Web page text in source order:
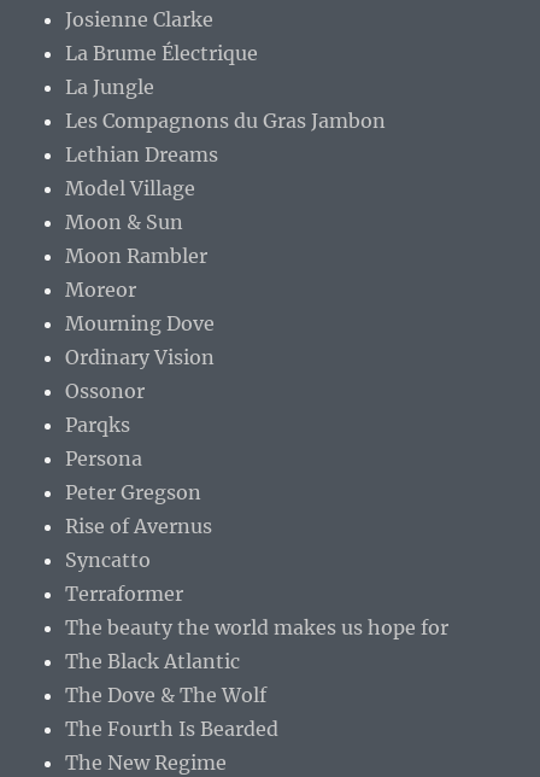
Josienne Clarke
La Brume Électrique
La Jungle
Les Compagnons du Gras Jambon
Lethian Dreams
Model Village
Moon & Sun
Moon Rambler
Moreor
Mourning Dove
Ordinary Vision
Ossonor
Parqks
Persona
Peter Gregson
Rise of Avernus
Syncatto
Terraformer
The beauty the world makes us hope for
The Black Atlantic
The Dove & The Wolf
The Fourth Is Bearded
The New Regime